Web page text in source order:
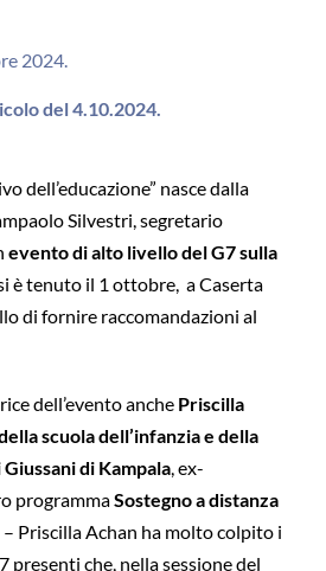
2024.
del 4.10.2024.
dell’educazione” nasce dalla
Silvestri, segretario
evento di alto livello del G7 sulla
è tenuto il 1 ottobre, a Caserta
di fornire raccomandazioni al
dell’evento anche Priscilla
scuola dell’infanzia e della
di Kampala, ex-
programmaSostegno a distanza
Priscilla Achan ha molto colpito i
presenti che, nella sessione del